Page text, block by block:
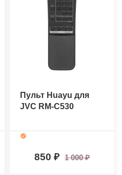
Пульт Huayu для
JVC RM-C530
850 1 000